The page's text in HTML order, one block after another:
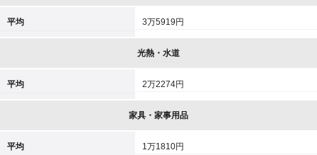
平均 3万5919円
光熱・水道
平均 2万2274円
家具・家事用品
平均 1万1810円